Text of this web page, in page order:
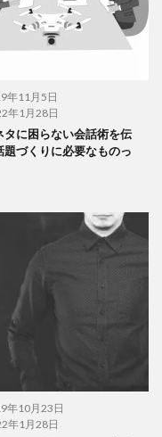
年11月5日
年1月28日
タに困らない会話術を伝
題づくりに必要なものっ
年10月23日
年1月28日